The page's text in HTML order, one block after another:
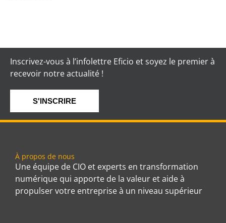
Inscrivez-vous à l’infolettre Eficio et soyez le premier à
recevoir notre actualité !
S'INSCRIRE
À propos de nous
Une équipe de CIO et experts en transformation
numérique qui apporte de la valeur et aide à
propulser votre entreprise à un niveau supérieur